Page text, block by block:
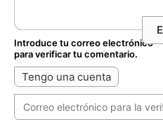
Introduce tu correo electrónico
para verificar tu comentario.
Tengo una cuenta